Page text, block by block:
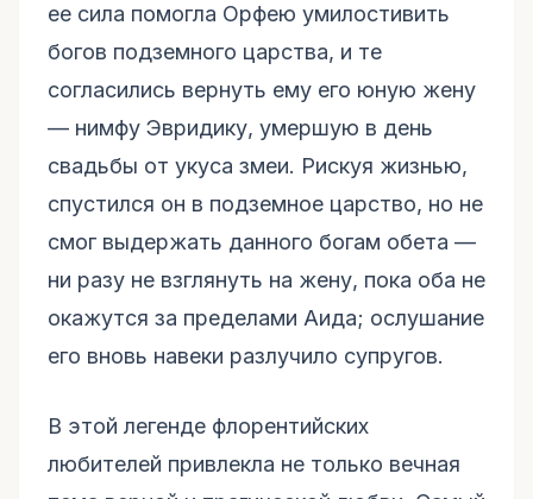
ее сила помогла Орфею умилостивить
богов подземного царства, и те
согласились вернуть ему его юную жену
— нимфу Эвридику, умершую в день
свадьбы от укуса змеи. Рискуя жизнью,
спустился он в подземное царство, но не
смог выдержать данного богам обета —
ни разу не взглянуть на жену, пока оба не
окажутся за пределами Аида; ослушание
его вновь навеки разлучило супругов.
В этой легенде флорентийских
любителей привлекла не только вечная